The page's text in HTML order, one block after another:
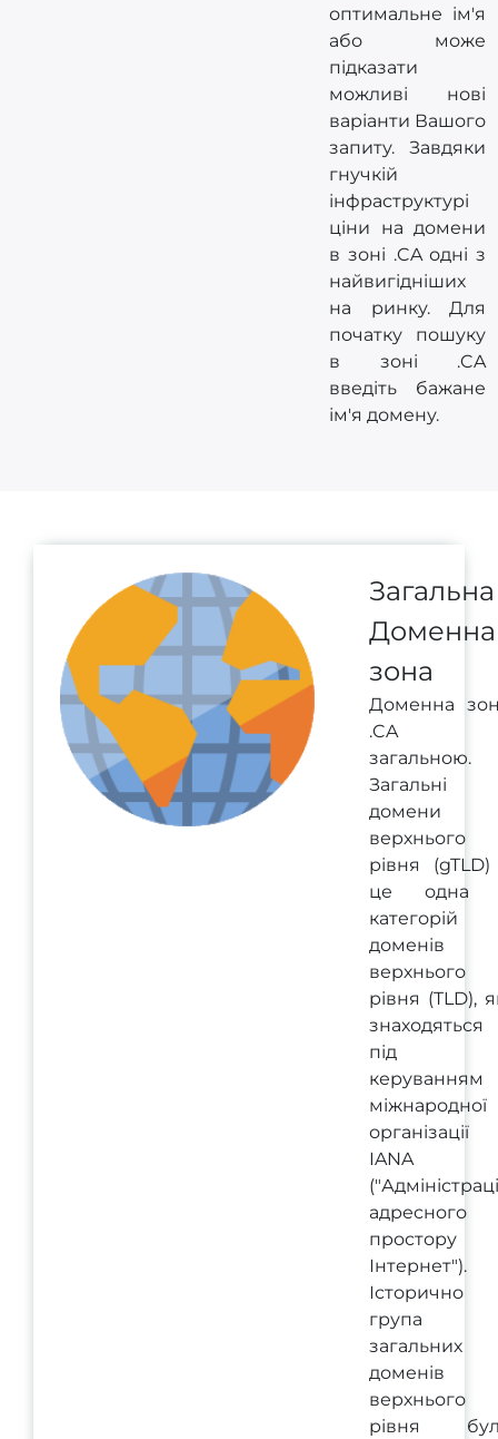
оптимальне ім'я
або може
підказати
можливі нові
варіанти Вашого
запиту. Завдяки
гнучкій
інфраструктурі
ціни на домени
в зоні .CA одні з
найвигідніших
на ринку. Для
початку пошуку
в зоні .CA
введіть бажане
ім'я домену.
Загальна
Доменна
зона
Доменна
.CA
загальною.
Загальні
домени
верхнього
рівня
це одна
категорій
доменів
верхнього
рівня (TLD),
знаходяться
під
керуванням
міжнародної
організації
IANA
адресного
простору
Інтернет").
Історично
група
загальних
доменів
верхнього
рівня